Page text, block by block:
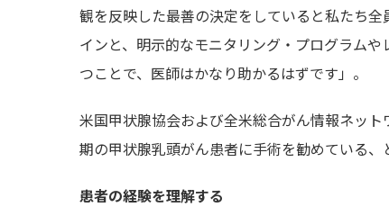
観を反映した最善の決定をしていると私たち
インと、明示的なモニタリング・プログラム
つことで、医師はかなり助かるはずです」。
米国甲状腺協会および全米総合がん情報ネッ
期の甲状腺乳頭がん患者に手術を勧めている、
患者の経験を理解する